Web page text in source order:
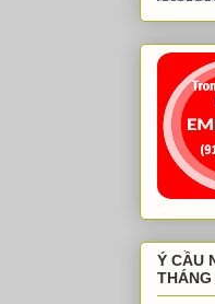
Ý CẦU